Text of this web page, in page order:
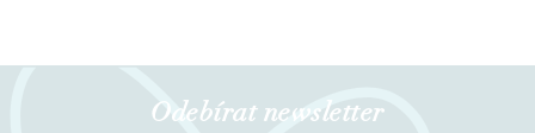
Odebírat newsletter